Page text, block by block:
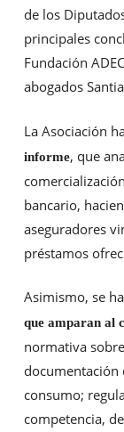
de los
principales
Fundación
abogados
La Asociación
informe, que
bancario,
aseguradores
préstamos
Asimismo, se
que amparan al
normativa
documentación
consumo;
competencia,